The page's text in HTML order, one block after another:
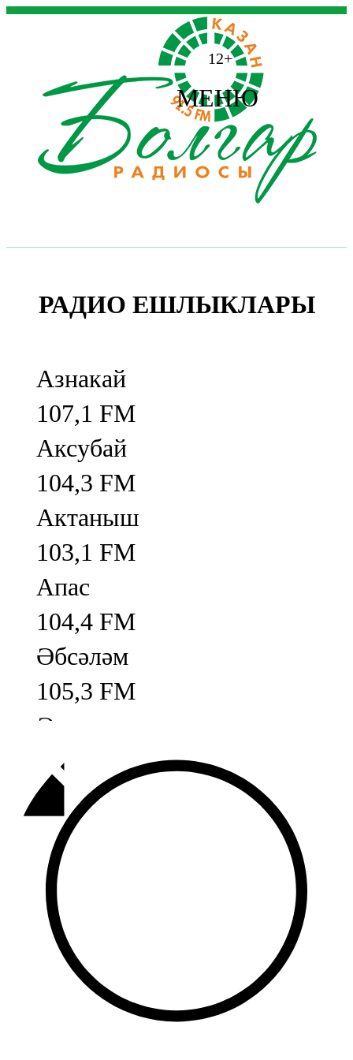
12+
МЕНЮ
РАДИО ЕШЛЫКЛАРЫ
Азнакай
107,1 FM
Аксубай
104,3 FM
Актаныш
103,1 FM
Апас
104,4 FM
Әбсәләм
105,3 FM
Әлмәт
92,9 FM
Базарлы матак
107,1 FM
Балык бистәсе
104,9 FM
Баулы
107,5 FM
Биләр